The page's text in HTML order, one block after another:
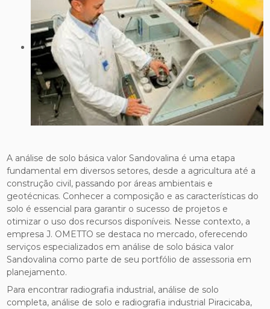
A análise de solo básica valor Sandovalina é uma etapa
fundamental em diversos setores, desde a agricultura até a
construção civil, passando por áreas ambientais e
geotécnicas. Conhecer a composição e as características do
solo é essencial para garantir o sucesso de projetos e
otimizar o uso dos recursos disponíveis. Nesse contexto, a
empresa J. OMETTO se destaca no mercado, oferecendo
serviços especializados em análise de solo básica valor
Sandovalina como parte de seu portfólio de assessoria em
planejamento.
Para encontrar radiografia industrial, análise de solo
completa, análise de solo e radiografia industrial Piracicaba,